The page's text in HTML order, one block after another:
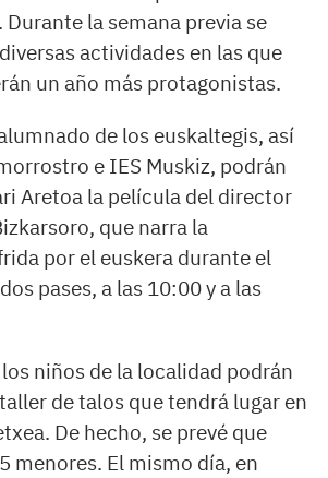
Durante la semana previa se
actividades en las que
un año más protagonistas.
de los euskaltegis, así
e IES Muskiz, podrán
Aretoa la película del director
que narra la
por el euskera durante el
pases, a las 10:00 y a las
niños de la localidad podrán
de talos que tendrá lugar en
De hecho, se prevé que
menores. El mismo día, en